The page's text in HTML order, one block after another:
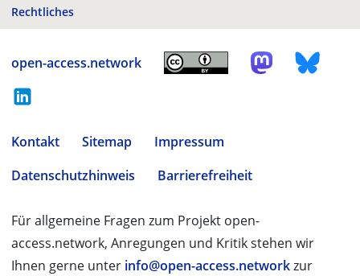
Rechtliches
open-access.network
Kontakt Sitemap
Impressum
Datenschutzhinweis
Barrierefreiheit
Für allgemeine Fragen zum Projekt open-
access.network, Anregungen und Kritik stehen wir
Ihnen gerne unter info@open-access.networkzur